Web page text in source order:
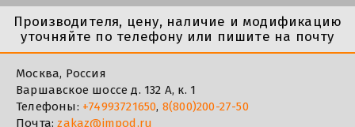
Производителя, цену, наличие и модификацию
уточняйте по телефону или пишите на почту
Москва, Россия
Варшавское шоссе д. 132 А, к. 1
Телефоны: +74993721650, 8(800)200-27-50
Почта:zakaz@impod.ru